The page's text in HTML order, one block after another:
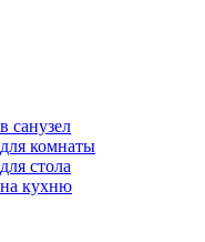
санузел
комнаты
стола
кухню